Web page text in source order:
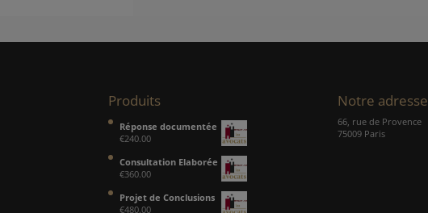
Produits
Réponse documentée
€240.00
Consultation Elaborée
€360.00
Projet de Conclusions
€480.00
Notre adresse
66, rue de Provence
75009 Paris